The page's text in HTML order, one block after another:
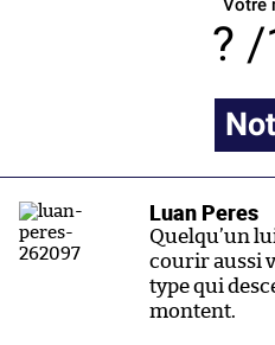
Votre
/
Luan Peres
Quelqu’un
courir aussi
type qui
montent.